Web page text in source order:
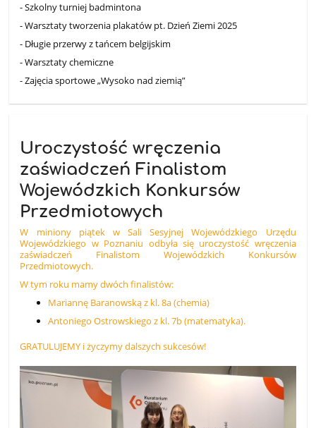
- Szkolny turniej badmintona
- Warsztaty tworzenia plakatów pt. Dzień Ziemi 2025
- Długie przerwy z tańcem belgijskim
- Warsztaty chemiczne
- Zajęcia sportowe „Wysoko nad ziemią”
Uroczystość wręczenia
zaświadczeń Finalistom
Wojewódzkich Konkursów
Przedmiotowych
W miniony piątek w Sali Sesyjnej Wojewódzkiego Urzędu
Wojewódzkiego w Poznaniu odbyła się uroczystość wręczenia
zaświadczeń Finalistom Wojewódzkich Konkursów
Przedmiotowych.
W tym roku mamy dwóch finalistów:
Mariannę Baranowską z kl. 8a (chemia)
Antoniego Ostrowskiego z kl. 7b (matematyka).
GRATULUJEMY i życzymy dalszych sukcesów!